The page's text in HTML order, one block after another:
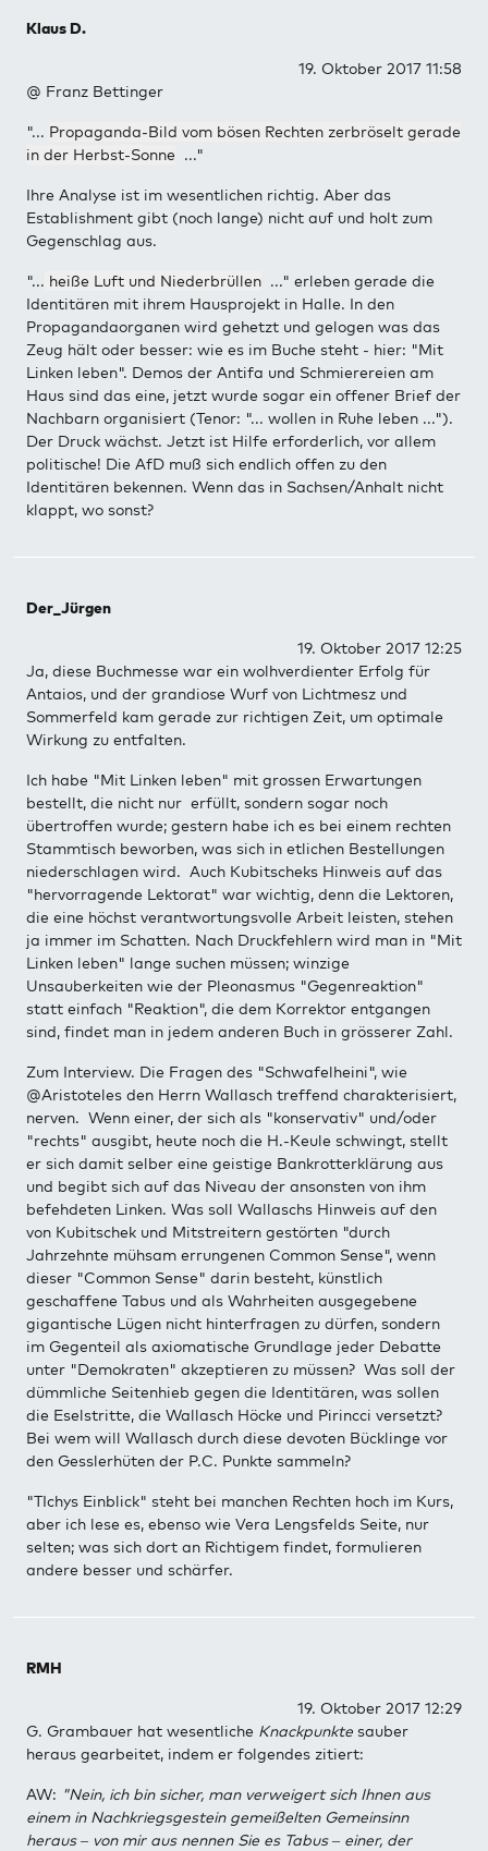
Klaus D.
19. Oktober 2017 11:58
@ Franz Bettinger
"... Propaganda-Bild vom bösen Rechten zerbröselt gerade
in der Herbst-Sonne ..."
Ihre Analyse ist im wesentlichen richtig. Aber das
Establishment gibt (noch lange) nicht auf und holt zum
Gegenschlag aus.
"... heiße Luft und Niederbrüllen ..." erleben gerade die
Identitären mit ihrem Hausprojekt in Halle. In den
Propagandaorganen wird gehetzt und gelogen was das
Zeug hält oder besser: wie es im Buche steht - hier: "Mit
Linken leben". Demos der Antifa und Schmierereien am
Haus sind das eine, jetzt wurde sogar ein offener Brief der
Nachbarn organisiert (Tenor: "... wollen in Ruhe leben ...").
Der Druck wächst. Jetzt ist Hilfe erforderlich, vor allem
politische! Die AfD muß sich endlich offen zu den
Identitären bekennen. Wenn das in Sachsen/Anhalt nicht
klappt, wo sonst?
Der_Jürgen
19. Oktober 2017 12:25
Ja, diese Buchmesse war ein wolhverdienter Erfolg für
Antaios, und der grandiose Wurf von Lichtmesz und
Sommerfeld kam gerade zur richtigen Zeit, um optimale
Wirkung zu entfalten.
Ich habe "Mit Linken leben" mit grossen Erwartungen
bestellt, die nicht nur erfüllt, sondern sogar noch
übertroffen wurde; gestern habe ich es bei einem rechten
Stammtisch beworben, was sich in etlichen Bestellungen
niederschlagen wird. Auch Kubitscheks Hinweis auf das
"hervorragende Lektorat" war wichtig, denn die Lektoren,
die eine höchst verantwortungsvolle Arbeit leisten, stehen
ja immer im Schatten. Nach Druckfehlern wird man in "Mit
Linken leben" lange suchen müssen; winzige
Unsauberkeiten wie der Pleonasmus "Gegenreaktion"
statt einfach "Reaktion", die dem Korrektor entgangen
sind, findet man in jedem anderen Buch in grösserer Zahl.
Zum Interview. Die Fragen des "Schwafelheini", wie
@Aristoteles den Herrn Wallasch treffend charakterisiert,
nerven. Wenn einer, der sich als "konservativ" und/oder
"rechts" ausgibt, heute noch die H.-Keule schwingt, stellt
er sich damit selber eine geistige Bankrotterklärung aus
und begibt sich auf das Niveau der ansonsten von ihm
befehdeten Linken. Was soll Wallaschs Hinweis auf den
von Kubitschek und Mitstreitern gestörten "durch
Jahrzehnte mühsam errungenen Common Sense", wenn
dieser "Common Sense" darin besteht, künstlich
geschaffene Tabus und als Wahrheiten ausgegebene
gigantische Lügen nicht hinterfragen zu dürfen, sondern
im Gegenteil als axiomatische Grundlage jeder Debatte
unter "Demokraten" akzeptieren zu müssen? Was soll der
dümmliche Seitenhieb gegen die Identitären, was sollen
die Eselstritte, die Wallasch Höcke und Pirincci versetzt?
Bei wem will Wallasch durch diese devoten Bücklinge vor
den Gesslerhüten der P.C. Punkte sammeln?
"TIchys Einblick" steht bei manchen Rechten hoch im Kurs,
aber ich lese es, ebenso wie Vera Lengsfelds Seite, nur
selten; was sich dort an Richtigem findet, formulieren
andere besser und schärfer.
RMH
19. Oktober 2017 12:29
G. Grambauer hat wesentliche Knackpunkte sauber
heraus gearbeitet, indem er folgendes zitiert:
AW: "Nein, ich bin sicher, man verweigert sich Ihnen aus
einem in Nachkriegsgestein gemeißelten Gemeinsinn
heraus – von mir aus nennen Sie es Tabus – einer, der